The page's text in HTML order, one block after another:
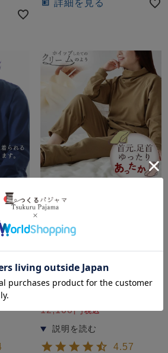
詳細を見る
ンズ
・長
ーズタートルネック
コットンムース パジャマ
レディース 上下セット・
ク 【オーダーメイド】
12,100 税込
4.57